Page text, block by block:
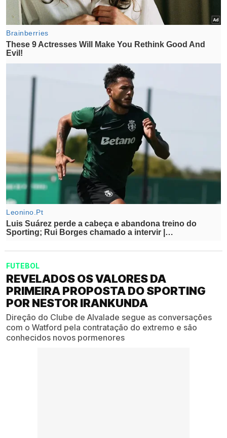
FUTEBOL
REVELADOS OS VALORES DA
PRIMEIRA PROPOSTA DO SPORTING
POR NESTOR IRANKUNDA
Direção do Clube de Alvalade segue as conversações
com o Watford pela contratação do extremo e são
conhecidos novos pormenores